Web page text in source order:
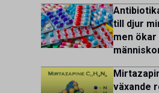
till djur
men ökar
växande